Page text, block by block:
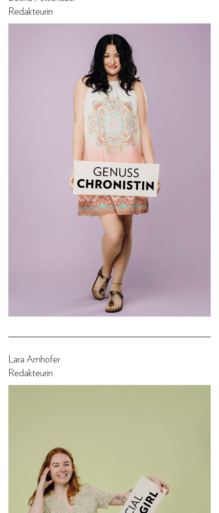
Redakteurin
______________________________________________
Lara Amhofer
Redakteurin